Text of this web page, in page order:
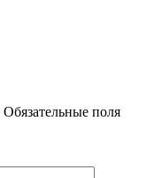
Обязательные поля